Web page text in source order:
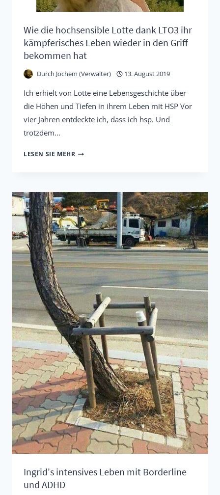
Wie die hochsensible Lotte dank LTO3 ihr
kämpferisches Leben wieder in den Griff
bekommen hat
Durch Jochem (Verwalter) 13. August 2019
Ich erhielt von Lotte eine Lebensgeschichte über
die Höhen und Tiefen in ihrem Leben mit HSP Vor
vier Jahren entdeckte ich, dass ich hsp. Und
trotzdem...
LESEN SIE MEHR WIE
LOTTE
DANK
LTO3
IHR
KÄMPFERISCHES
LEBEN
WIEDER
IN
DEN
GRIFF
BEKOMMEN
HAT
Ingrid's intensives Leben mit Borderline
und ADHD